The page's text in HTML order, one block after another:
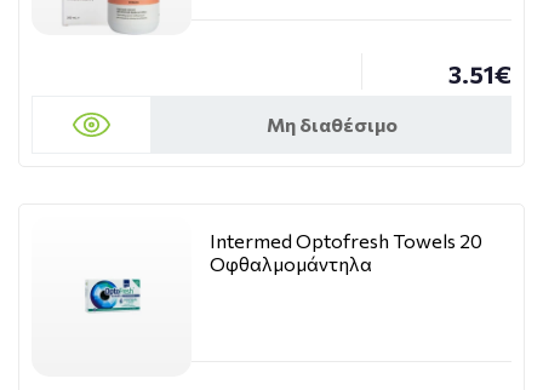
3.51€
Μη διαθέσιμο
Intermed Optofresh Towels 20
Οφθαλμομάντηλα